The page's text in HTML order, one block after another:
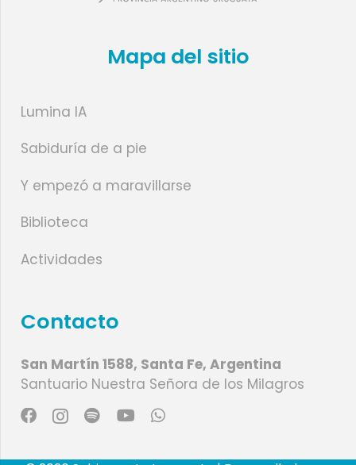
Mapa del sitio
Lumina IA
Sabiduría de a pie
Y empezó a maravillarse
Biblioteca
Actividades
Contacto
San Martín 1588, Santa Fe, Argentina
Santuario Nuestra Señora de los Milagros